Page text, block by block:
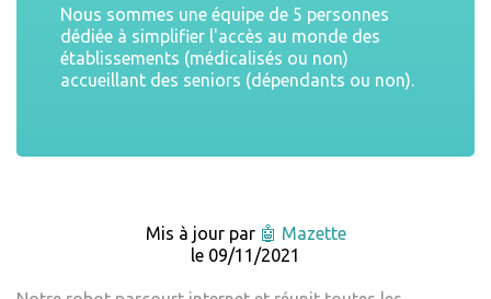
Nous sommes une équipe de 5 personnes
dédiée à simplifier l'accès au monde des
établissements (médicalisés ou non)
accueillant des seniors (dépendants ou non).
Mis à jour par 🤖 Mazette
le 09/11/2021